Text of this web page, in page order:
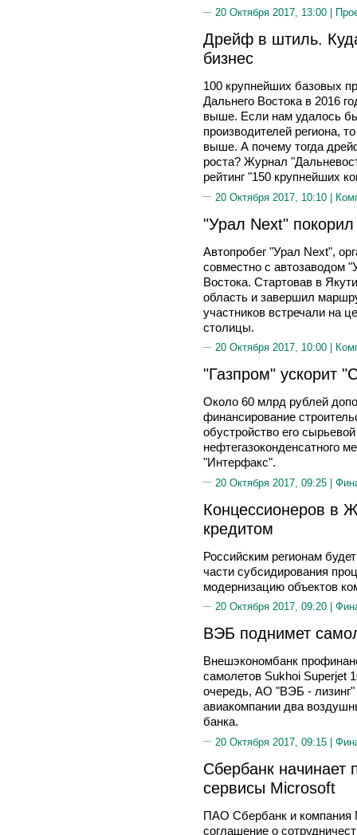
20 Октября 2017, 13:00 |
Дрейф в штиль.
бизнес
100 крупнейших базовых
Дальнего Востока в 2016
выше. Если нам удалось
производителей региона,
выше. А почему тогда
роста? Журнал
рейтинг "150 крупнейших
20 Октября 2017, 10:10 |
"Урал Next"
Автопробег "Урал Next",
совместно с автозаводом
Востока. Стартовав в
область и завершил
участников встречали на
столицы.
20 Октября 2017, 10:00 |
"Газпром" ускорит
Около 60 млрд рублей
финансирование
обустройство его
нефтегазоконденсатного
"Интерфакс".
20 Октября 2017, 09:25 |
Концессионеров в
кредитом
Российским регионам
части субсидирования
модернизацию объектов
20 Октября 2017, 09:20 |
ВЭБ поднимет
Внешэкономбанк
самолетов Sukhoi Superjet
очередь, АО "ВЭБ -
авиакомпании два
банка.
20 Октября 2017, 09:15 |
Сбербанк начинает
сервисы Microsoft
ПАО Сбербанк и компания
соглашение о